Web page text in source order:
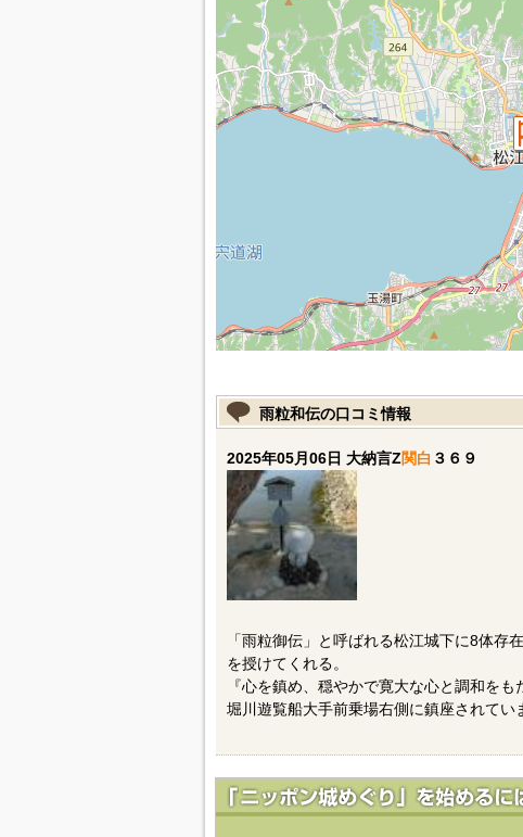
雨粒和伝の口コミ情報
2025年05月06日 大納言Z関白 ３６９
「雨粒御伝」と呼ばれる松江城下に8体存
を授けてくれる。
『心を鎮め、穏やかで寛大な心と調和をも
堀川遊覧船大手前乗場右側に鎮座されてい